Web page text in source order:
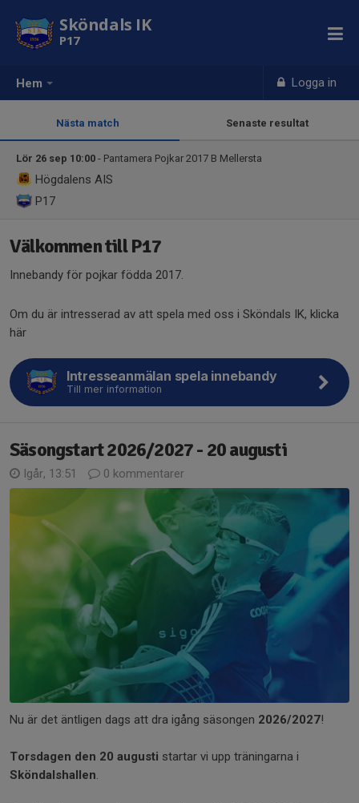
Hem Logga in
Sköndals IK
P17
Nästa match Senaste resultat
Lör 26 sep 10:00 - Pantamera Pojkar 2017 B Mellersta
Högdalens AIS
P17
Välkommen till P17
Innebandy för pojkar födda 2017.
Om du är intresserad av att spela med oss i Sköndals IK, klicka
här
Intresseanmälan spela innebandy
Till mer information
Säsongstart 2026/2027 - 20 augusti
Igår, 13:51 0 kommentarer
Nu är det äntligen dags att dra igång säsongen 2026/2027!
Torsdagen den 20 augusti startar vi upp träningarna i
Sköndalshallen.